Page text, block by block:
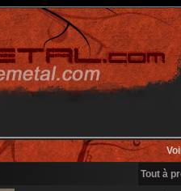
Tout à